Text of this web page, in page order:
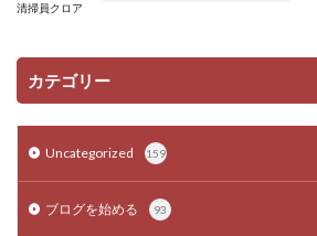
清掃員クロア
カテゴリー
Uncategorized 159
ブログを始める 93